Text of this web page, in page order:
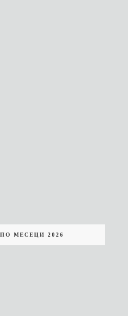
МЕСЕЦИ 2026